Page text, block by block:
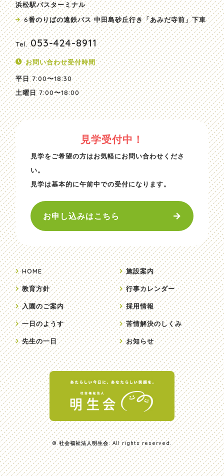
浜松駅バスターミナル
6番のりばの遠鉄バス 中田島砂丘行き「あみだ寺前」下車
Tel. 053-424-8911
お問い合わせ受付時間
平日 7:00〜18:30
土曜日 7:00〜18:00
見学受付中！
見学をご希望の方はお気軽にお問い合わせくださ
い。
見学は基本的に午前中での受付になります。
お申し込みはこちら
HOME
教育方針
入園のご案内
一日のようす
先生の一日
施設案内
行事カレンダー
採用情報
苦情解決のしくみ
お知らせ
© 社会福祉法人明生会. All rights reserved.